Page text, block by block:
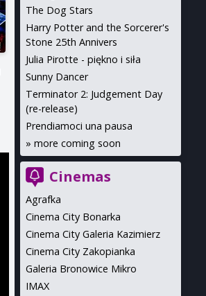
The Dog Stars
Harry Potter and the Sorcerer's
Stone 25th Annivers
Julia Pirotte - piękno i siła
Sunny Dancer
Terminator 2: Judgement Day
(re-release)
Prendiamoci una pausa
» more coming soon
Cinemas
Agrafka
Cinema City Bonarka
Cinema City Galeria Kazimierz
Cinema City Zakopianka
Galeria Bronowice Mikro
IMAX